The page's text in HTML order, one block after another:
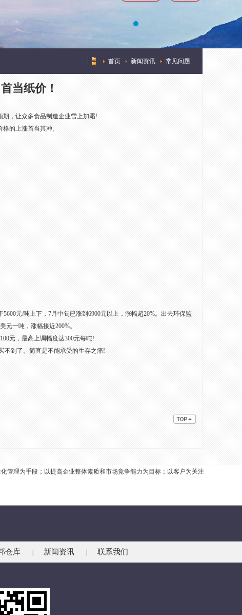
首页 新闻资讯 常见问题
当纸价！
，让众多食品制造企业雪上加霜!
的上涨首当其冲。
元/吨上下，7月中旬已涨到6900元以上，涨幅超20%。出去环保监
元一吨，涨幅接近200%。
元，最高上调幅度达300元每吨!
到了。简直是不能承受的生存之痛!
管理为手段；以提高企业整体素质和市场竞争能力为目标；以客户为关注
仓库 新闻资讯 联系我们